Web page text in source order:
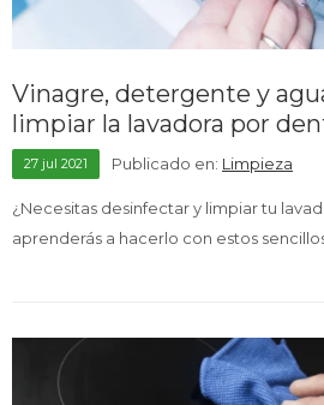
Vinagre, detergente y
limpiar la lavadora por
27 jul 2021 Publicado en: Limpieza
¿Necesitas desinfectar y limpiar tu
aprenderás a hacerlo con estos